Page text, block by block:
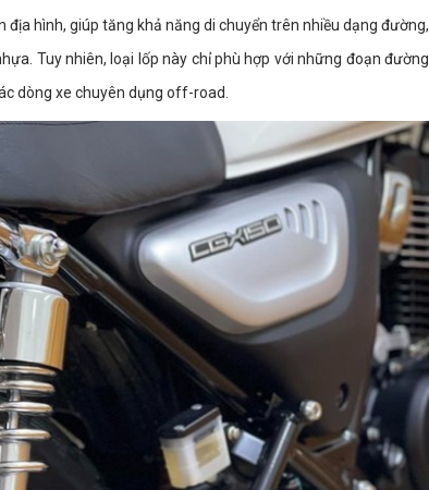
địa hình, giúp tăng khả năng di chuyển trên nhiều dạng đường,
Tuy nhiên, loại lốp này chỉ phù hợp với những đoạn đường
dòng xe chuyên dụng off-road.